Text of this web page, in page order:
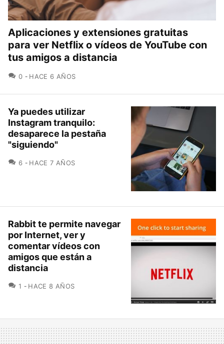
Aplicaciones y extensiones gratuitas
para ver Netflix o vídeos de YouTube con
tus amigos a distancia
0 COMENTARIOS
HACE 6 AÑOS
Ya puedes utilizar
Instagram tranquilo:
desaparece la pestaña
"siguiendo"
6 COMENTARIOS
HACE 7 AÑOS
Rabbit te permite navegar
por Internet, ver y
comentar vídeos con
amigos que están a
distancia
1 COMENTARIOS
HACE 8 AÑOS